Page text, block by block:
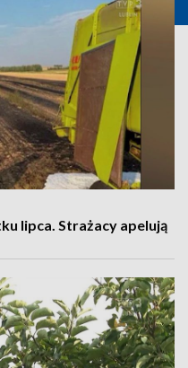
lipca. Strażacy apelują